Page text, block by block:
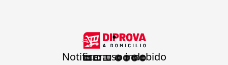
.
Notificar uso indebido